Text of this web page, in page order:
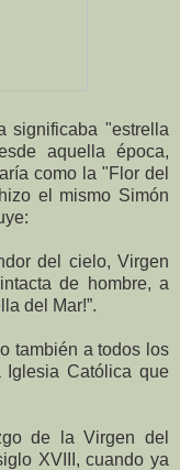
significaba "estrella
aquella época,
como la "Flor del
el mismo Simón
del cielo, Virgen
de hombre, a
del Mar!”.
también a todos los
Católica que
de la Virgen del
XVIII, cuando ya